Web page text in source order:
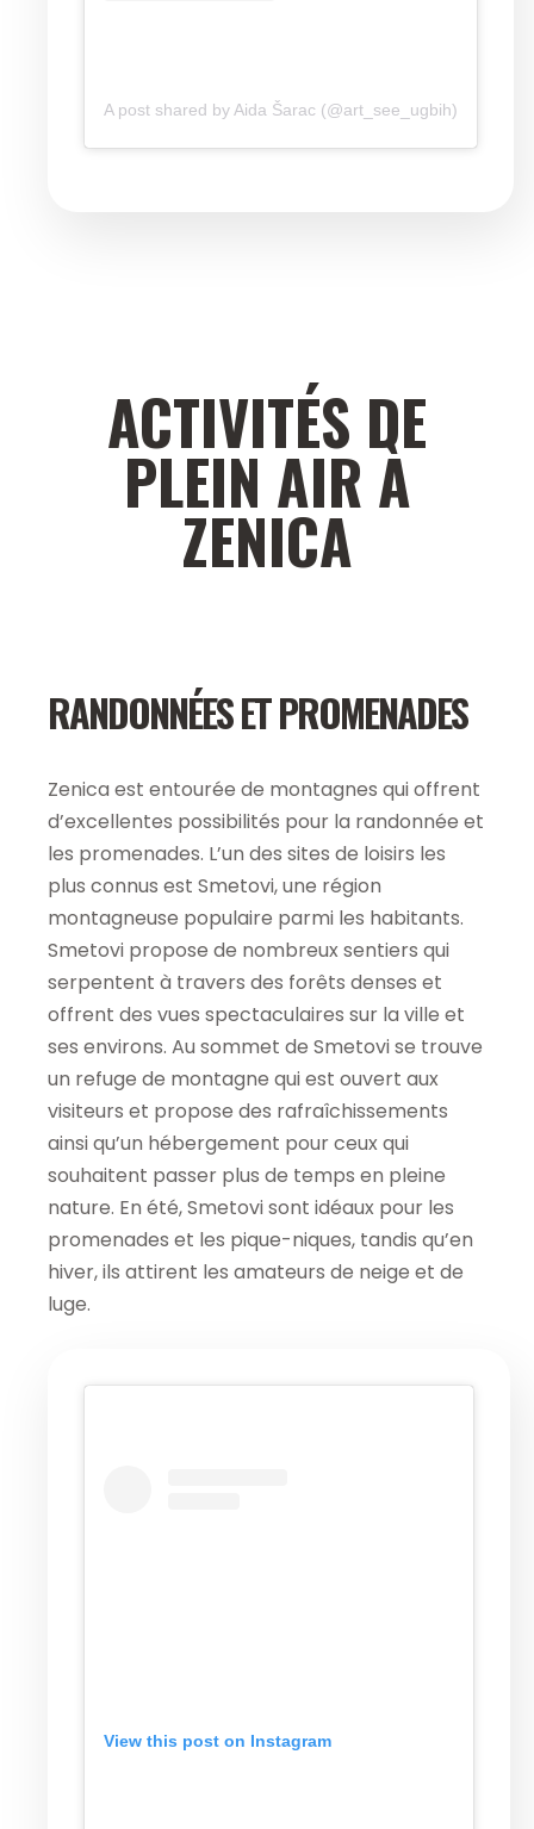
A post shared by Aida Šarac (@art_see_ugbih)
ACTIVITÉS DE
PLEIN AIR À
ZENICA
RANDONNÉES ET PROMENADES
Zenica est entourée de montagnes qui offrent
d’excellentes possibilités pour la randonnée et
les promenades. L’un des sites de loisirs les
plus connus est Smetovi, une région
montagneuse populaire parmi les habitants.
Smetovi propose de nombreux sentiers qui
serpentent à travers des forêts denses et
offrent des vues spectaculaires sur la ville et
ses environs. Au sommet de Smetovi se trouve
un refuge de montagne qui est ouvert aux
visiteurs et propose des rafraîchissements
ainsi qu’un hébergement pour ceux qui
souhaitent passer plus de temps en pleine
nature. En été, Smetovi sont idéaux pour les
promenades et les pique-niques, tandis qu’en
hiver, ils attirent les amateurs de neige et de
luge.
View this post on Instagram